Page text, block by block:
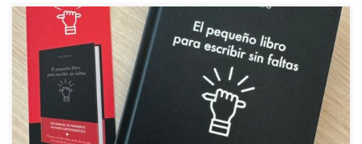
Una falta ortográfica puede costarnos la credibilidad (o la
reputación) en redes sociales o empañar el texto más brillante,
pero por suerte contamos con herramientas tan útiles como El
pequeño libro para escribir sin faltas: una herramienta ágil,
compacta y práctica para quienes quieren escribir mejor sin tener